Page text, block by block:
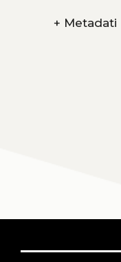
+ Metadati